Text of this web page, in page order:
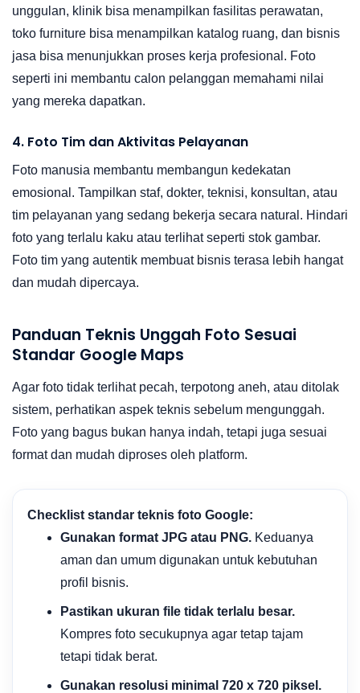
unggulan, klinik bisa menampilkan fasilitas perawatan,
toko furniture bisa menampilkan katalog ruang, dan bisnis
jasa bisa menunjukkan proses kerja profesional. Foto
seperti ini membantu calon pelanggan memahami nilai
yang mereka dapatkan.
4. Foto Tim dan Aktivitas Pelayanan
Foto manusia membantu membangun kedekatan
emosional. Tampilkan staf, dokter, teknisi, konsultan, atau
tim pelayanan yang sedang bekerja secara natural. Hindari
foto yang terlalu kaku atau terlihat seperti stok gambar.
Foto tim yang autentik membuat bisnis terasa lebih hangat
dan mudah dipercaya.
Panduan Teknis Unggah Foto Sesuai
Standar Google Maps
Agar foto tidak terlihat pecah, terpotong aneh, atau ditolak
sistem, perhatikan aspek teknis sebelum mengunggah.
Foto yang bagus bukan hanya indah, tetapi juga sesuai
format dan mudah diproses oleh platform.
Checklist standar teknis foto Google:
Gunakan format JPG atau PNG.Keduanya
aman dan umum digunakan untuk kebutuhan
profil bisnis.
Pastikan ukuran file tidak terlalu besar.
Kompres foto secukupnya agar tetap tajam
tetapi tidak berat.
Gunakan resolusi minimal 720 x 720 piksel.